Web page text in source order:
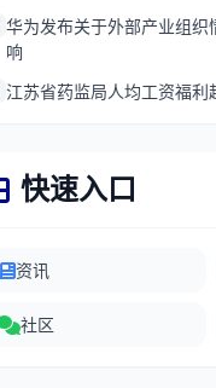
华为发布关于外部产业组
响
江苏省药监局人均工资福利
快速入口
资讯
社区